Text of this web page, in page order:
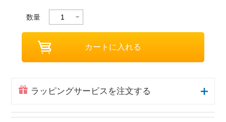
数量
ラッピングサービスを注文する